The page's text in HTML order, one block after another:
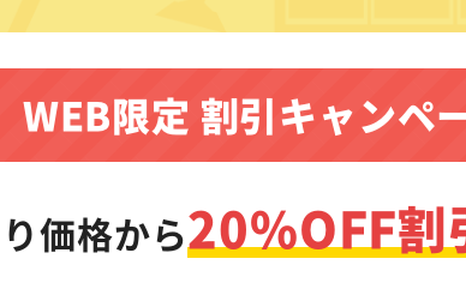
WEB限定 割引キャンペ
価格から20%OFF割